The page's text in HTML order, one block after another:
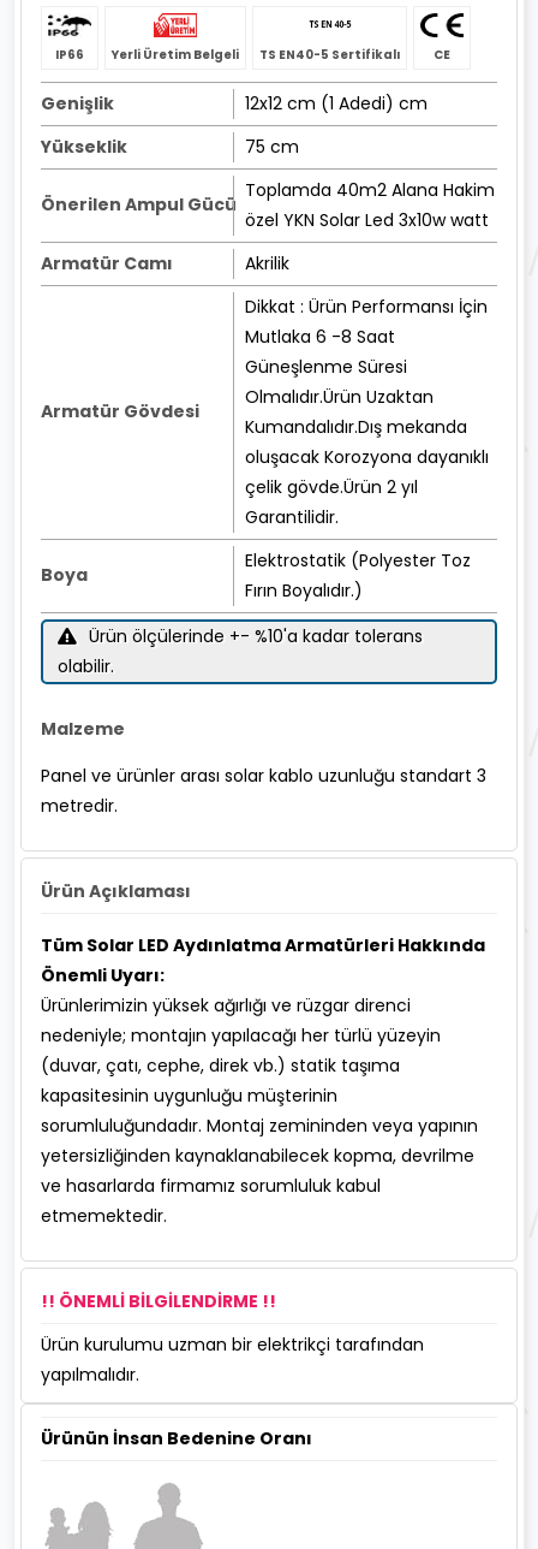
IP66 Yerli Üretim Belgeli TS EN40-5 Sertifikalı CE
Genişlik
12x12 cm (1 Adedi) cm
Yükseklik
75 cm
Önerilen Ampul Gücü
Toplamda 40m2 Alana Hakim
özel YKN Solar Led 3x10w watt
Armatür Camı
Akrilik
Armatür Gövdesi
Dikkat : Ürün Performansı İçin
Mutlaka 6 -8 Saat
Güneşlenme Süresi
Olmalıdır.Ürün Uzaktan
Kumandalıdır.Dış mekanda
oluşacak Korozyona dayanıklı
çelik gövde.Ürün 2 yıl
Garantilidir.
Boya
Elektrostatik (Polyester Toz
Fırın Boyalıdır.)
Ürün ölçülerinde +- %10'a kadar tolerans
olabilir.
Malzeme
Panel ve ürünler arası solar kablo uzunluğu standart 3
metredir.
Ürün Açıklaması
Tüm Solar LED Aydınlatma Armatürleri Hakkında
Önemli Uyarı:
Ürünlerimizin yüksek ağırlığı ve rüzgar direnci
nedeniyle; montajın yapılacağı her türlü yüzeyin
(duvar, çatı, cephe, direk vb.) statik taşıma
kapasitesinin uygunluğu müşterinin
sorumluluğundadır. Montaj zemininden veya yapının
yetersizliğinden kaynaklanabilecek kopma, devrilme
ve hasarlarda firmamız sorumluluk kabul
etmemektedir.
!! ÖNEMLİ BİLGİLENDİRME !!
Ürün kurulumu uzman bir elektrikçi tarafından
yapılmalıdır.
Ürünün İnsan Bedenine Oranı